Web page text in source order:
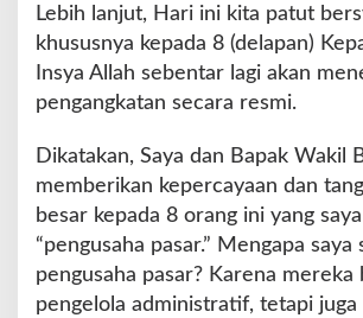
a
h
a
n
K
Lebih lanjut, Hari ini kita patut
khususnya kepada 8 (delapan)
Insya Allah sebentar lagi akan
pengangkatan secara resmi.
Dikatakan, Saya dan Bapak Wakil
memberikan kepercayaan dan
besar kepada 8 orang ini yang
“pengusaha pasar.” Mengapa saya
pengusaha pasar? Karena mereka
pengelola administratif, tetapi